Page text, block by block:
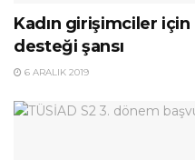
Kadın girişimciler
desteği şansı
6 ARALIK 2019